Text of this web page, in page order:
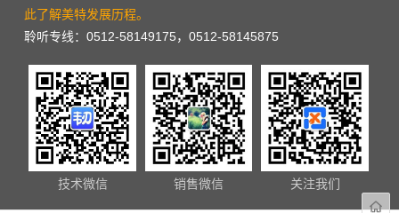
此了解美特发展历程。
聆听专线：0512-58149175，0512-58145875
技术微信 销售微信 关注我们